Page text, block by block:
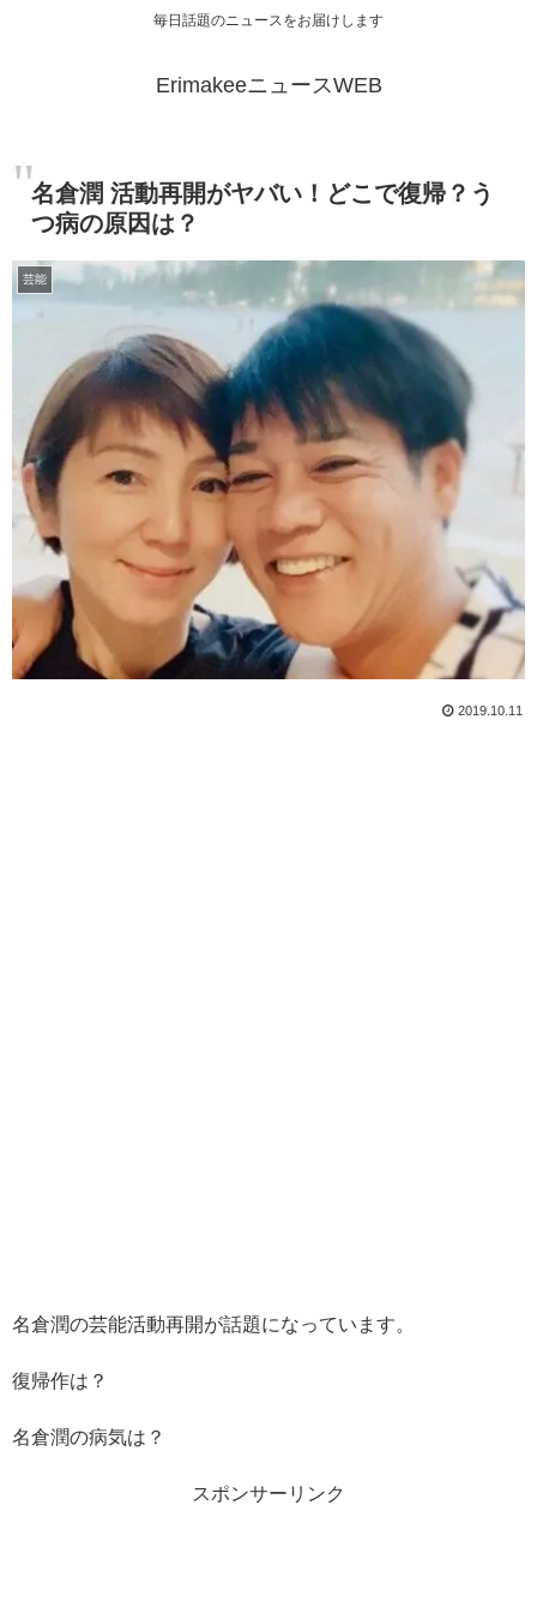
毎日話題のニュースをお届けします
ErimakeeニュースWEB
名倉潤 活動再開がヤバい！どこで復帰？う
つ病の原因は？
芸能
2019.10.11
名倉潤の芸能活動再開が話題になっています。
復帰作は？
名倉潤の病気は？
スポンサーリンク